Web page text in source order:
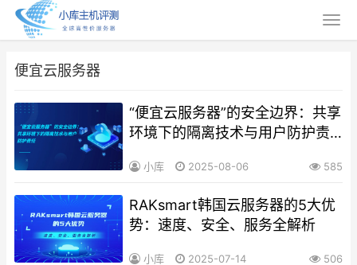
便宜云服务器
“便宜云服务器”的安全边界：共享
环境下的隔离技术与用户防护责
小库 2025-08-06 585
RAKsmart韩国云服务器的5大优
势：速度、安全、服务全解析
小库 2025-07-14 506